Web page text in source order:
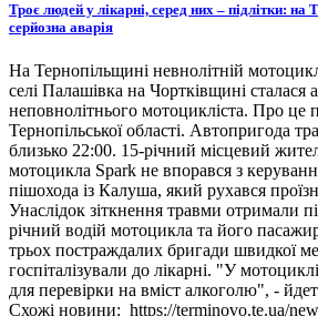
Троє людей у лікарні, серед них – підлітки: на
серйозна аварія
На Тернопільщині невнолітній
селі Палашівка на Чортківщині сталася
неповнолітнього мотоцикліста. Про це
Тернопільської області. Автопригода
близько 22:00. 15-річний місцевий
мотоцикла Spark не впорався з
пішохода із Калуша, який рухався
Унаслідок зіткнення травми отримали
річний водій мотоцикла та його
трьох постраждалих бригади швидкої
госпіталізували до лікарні. "У
для перевірки на вміст алкоголю", -
Схожі новини: https://terminovo.te.ua/